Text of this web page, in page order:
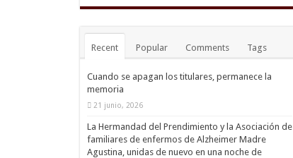
Recent Popular Comments Tags
Cuando se apagan los titulares, permanece la
memoria
21 junio, 2026
La Hermandad del Prendimiento y la Asociación de
familiares de enfermos de Alzheimer Madre
Agustina, unidas de nuevo en una noche de